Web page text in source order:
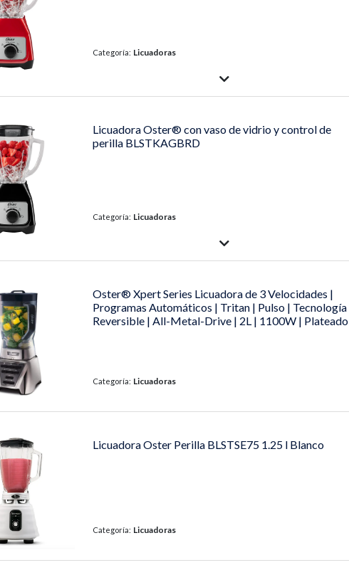
Categoría: Licuadoras
Licuadora Oster® con vaso de vidrio y control de
perilla BLSTKAGBRD
Categoría: Licuadoras
Oster® Xpert Series Licuadora de 3 Velocidades |
Programas Automáticos | Tritan | Pulso | Tecnología
Reversible | All-Metal-Drive | 2L | 1100W | Plateado
Categoría: Licuadoras
Licuadora Oster Perilla BLSTSE75 1.25 l Blanco
Categoría: Licuadoras